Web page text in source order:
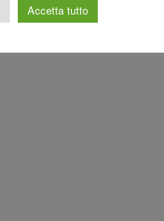
Accetta tutto